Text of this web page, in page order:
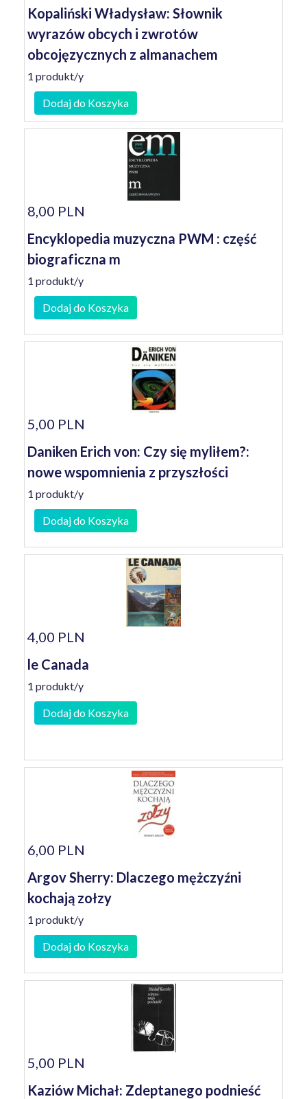
Kopaliński Władysław: Słownik
wyrazów obcych i zwrotów
obcojęzycznych z almanachem
1 produkt/y
Dodaj do Koszyka
8,00 PLN
Encyklopedia muzyczna PWM : część
biograficzna m
1 produkt/y
Dodaj do Koszyka
5,00 PLN
Daniken Erich von: Czy się myliłem?:
nowe wspomnienia z przyszłości
1 produkt/y
Dodaj do Koszyka
4,00 PLN
le Canada
1 produkt/y
Dodaj do Koszyka
6,00 PLN
Argov Sherry: Dlaczego mężczyźni
kochają zołzy
1 produkt/y
Dodaj do Koszyka
5,00 PLN
Kaziów Michał: Zdeptanego podnieść